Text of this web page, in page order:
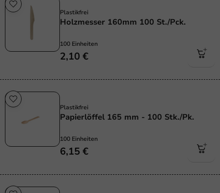
Plastikfrei
Holzmesser 160mm 100 St./Pck.
100 Einheiten
2,10 €
Plastikfrei
Papierlöffel 165 mm - 100 Stk./Pk.
100 Einheiten
6,15 €